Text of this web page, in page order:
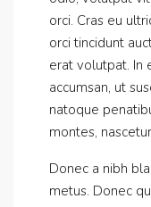
orci. Cras eu
orci tincidunt
erat volutpat. In
accumsan, ut
natoque
montes,
Donec a nibh
metus. Donec